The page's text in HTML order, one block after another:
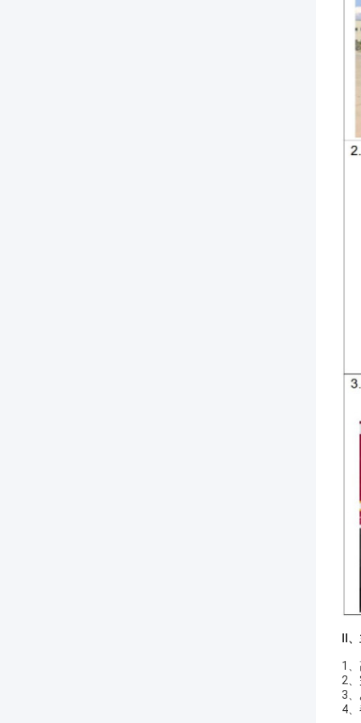
、
1
2
3
4